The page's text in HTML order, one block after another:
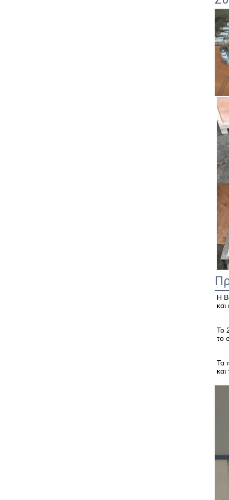
Η
Το
το
Τα